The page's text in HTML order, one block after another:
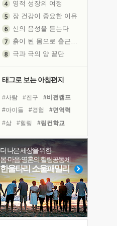
영적 성장의 여정
장 건강이 중요한 이유
신의 음성을 듣는다
흙이 된 몸으로 출근하는 여자
극과 극의 양 끝단
아픈 아버지를 위한 공간 설계
슬럼프
보고 싶은 어머니
유년 시절의 부산 영도 바다
못된 꼰대들
희망이란
태그로 보는 아침편지
#사람 #친구
#비전캠프
#아이들
#경험
#면역력
#삶
#힐링
#링컨학교
#선택
#유튜브
#희망
#나눔
#다짐
#바이러스
#건강
#리더
#극복
#위기
#독서 #명상
더 나은 세상을 위한
몸·마음·영혼의 힐링공동체
한울타리 소울패밀리